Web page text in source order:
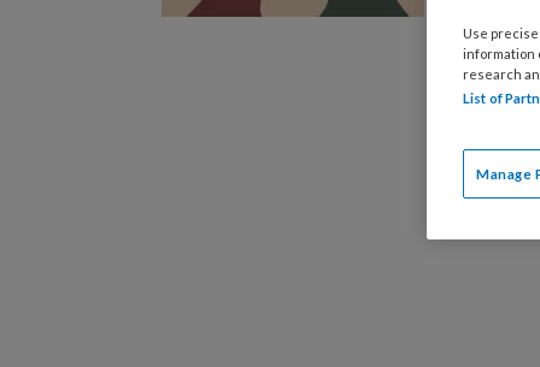
mag
want
blijkt uit
Use
information
research
List of
Manage